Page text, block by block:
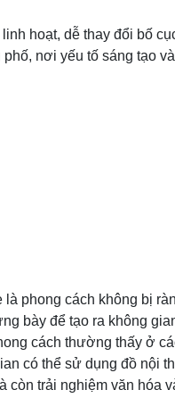
hoạt, dễ thay đổi bố
nơi yếu tố sáng tạo
phong cách không bị
bày để tạo ra không
cách thường thấy ở
có thể sử dụng đồ nội
còn trải nghiệm văn hóa